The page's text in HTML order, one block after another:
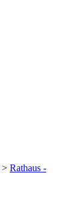
> Rathaus -